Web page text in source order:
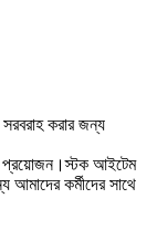
করার জন্য
প্রয়োজন।স্টক আইটেম
কর্মীদের সাথে